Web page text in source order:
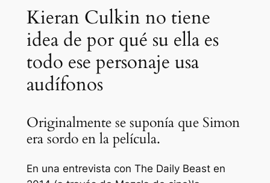
Kieran Culkin no tiene
idea de por qué su ella es
todo ese personaje usa
audífonos
Originalmente se suponía que Simon
era sordo en la película.
En una entrevista con The Daily Beast en